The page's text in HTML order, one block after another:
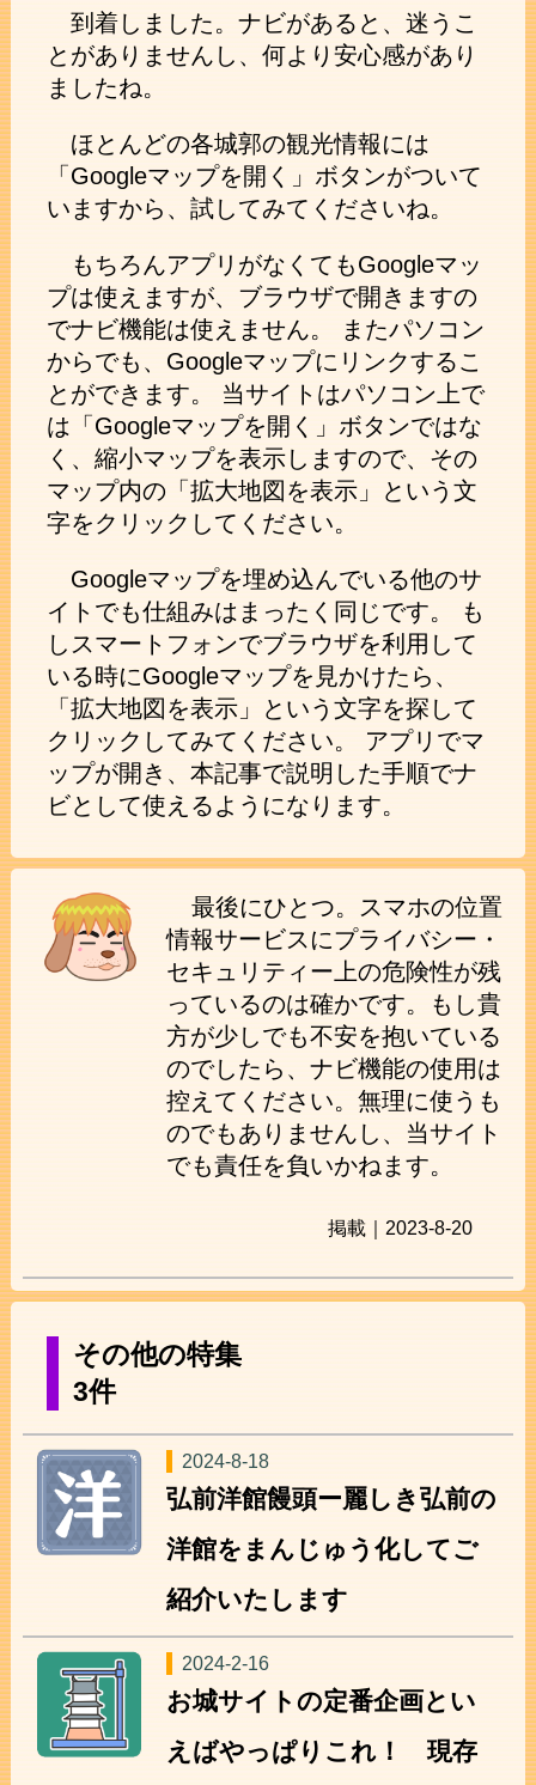
到着しました。ナビがあると、迷うこ
とがありませんし、何より安心感があり
ましたね。
ほとんどの各城郭の観光情報には
「Googleマップを開く」ボタンがついて
いますから、試してみてくださいね。
もちろんアプリがなくてもGoogleマッ
プは使えますが、ブラウザで開きますの
でナビ機能は使えません。 またパソコン
からでも、Googleマップにリンクするこ
とができます。 当サイトはパソコン上で
は「Googleマップを開く」ボタンではな
く、縮小マップを表示しますので、その
マップ内の「拡大地図を表示」という文
字をクリックしてください。
Googleマップを埋め込んでいる他のサ
イトでも仕組みはまったく同じです。 も
しスマートフォンでブラウザを利用して
いる時にGoogleマップを見かけたら、
「拡大地図を表示」という文字を探して
クリックしてみてください。 アプリでマ
ップが開き、本記事で説明した手順でナ
ビとして使えるようになります。
最後にひとつ。スマホの位置
情報サービスにプライバシー・
セキュリティー上の危険性が残
っているのは確かです。もし貴
方が少しでも不安を抱いている
のでしたら、ナビ機能の使用は
控えてください。無理に使うも
のでもありませんし、当サイト
でも責任を負いかねます。
掲載｜2023-8-20
その他の特集
3件
2024-8-18
弘前洋館饅頭ー麗しき弘前の
洋館をまんじゅう化してご
紹介いたします
2024-2-16
お城サイトの定番企画とい
えばやっぱりこれ！ 現存